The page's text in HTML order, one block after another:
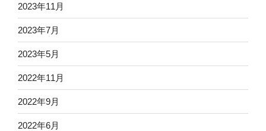
2023年11月
2023年7月
2023年5月
2022年11月
2022年9月
2022年6月